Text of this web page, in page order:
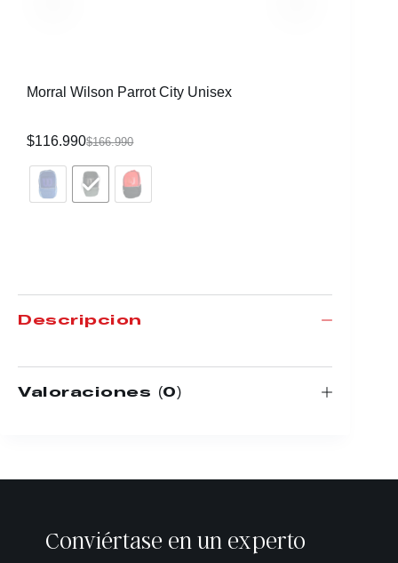
Morral Wilson Parrot City Unisex
$166.990
$116.990
Descripción
Valoraciones (0)
Conviértase en un experto